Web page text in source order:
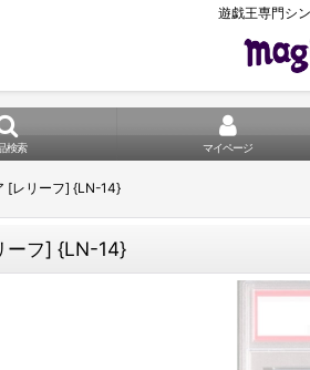
遊戯王専門シ
検索 マイページ
[レリーフ] {LN-14}
ーフ] {LN-14}